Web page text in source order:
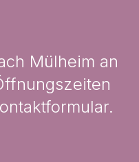
Mülheim an